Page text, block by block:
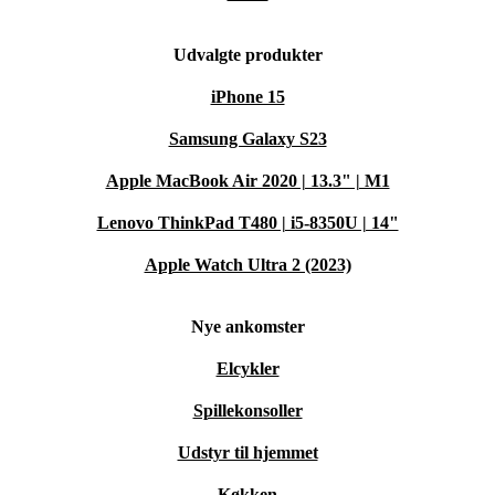
Udvalgte produkter
iPhone 15
Samsung Galaxy S23
Apple MacBook Air 2020 | 13.3" | M1
Lenovo ThinkPad T480 | i5-8350U | 14"
Apple Watch Ultra 2 (2023)
Nye ankomster
Elcykler
Spillekonsoller
Udstyr til hjemmet